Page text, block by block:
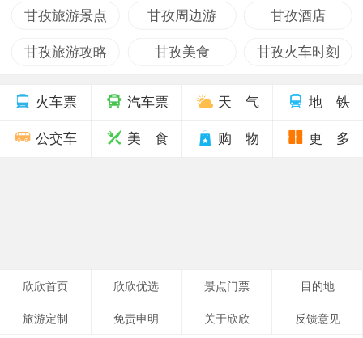
甘孜旅游景点 甘孜周边游 甘孜酒店
甘孜旅游攻略 甘孜美食 甘孜火车时刻
火车票 汽车票 天 气 地 铁
公交车 美 食 购 物 更 多
欣欣首页 欣欣优选 景点门票 目的地
旅游定制 免责申明 关于欣欣 反馈意见